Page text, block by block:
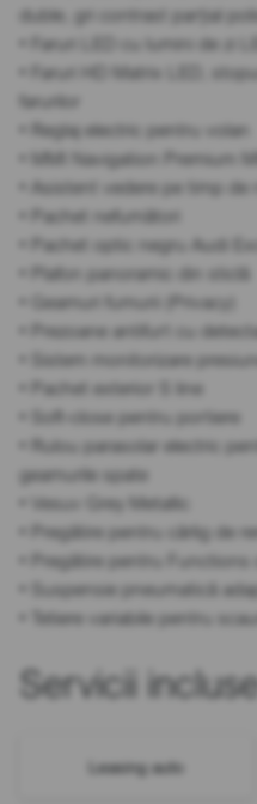
duble, gri contrast parțial
• Faruri LED cu lumini de zi
• Faruri HD Matrix LED,
farurilor
• Reglaj electric pentru volan
• MMI Navigation Premium
• Asistent vedere pe timp de
• Pachet nefumători
• Pachet optic negru Audi
• Plafon panoramic din sticlă
• Geamuri fumurii (Privacy)
• Prezoane antifurt cu
• Sistem monitorizare
• Pachet exterior S line
• Soft-close pentru portiere
• Rulou parasolar electric
geamurile spate
• Vesuv Grey Metallic
• Pregătire pentru cârlig de
• Pregătire pentru Functions
• Suspensie pneumatică
• Tetiere variabile pentru
Servicii
Leasing auto